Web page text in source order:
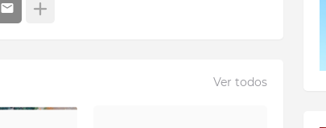
Ver todos